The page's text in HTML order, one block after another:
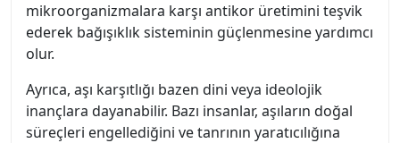
mikroorganizmalara karşı antikor üretimini teşvik
ederek bağışıklık sisteminin güçlenmesine yardımcı
olur.
Ayrıca, aşı karşıtlığı bazen dini veya ideolojik
inançlara dayanabilir. Bazı insanlar, aşıların doğal
süreçleri engellediğini ve tanrının yaratıcılığına